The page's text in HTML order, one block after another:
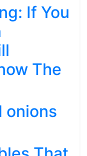
If You
The
onions